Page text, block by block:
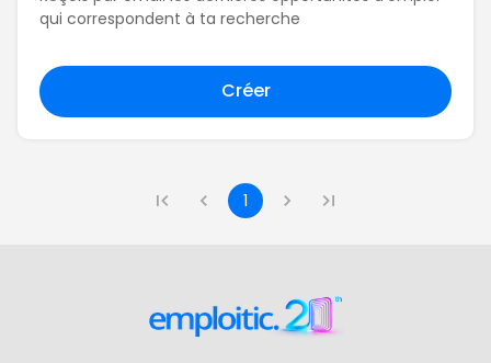
qui correspondent à ta recherche
Créer
1